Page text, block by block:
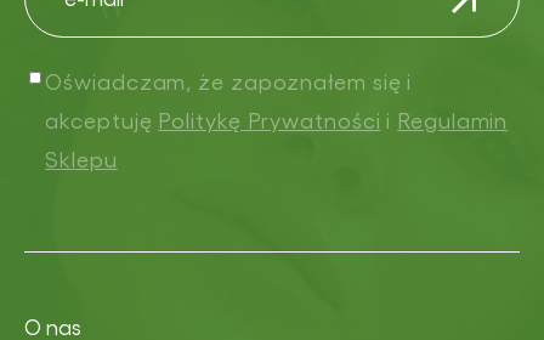
Oświadczam, że zapoznałem się i
akceptuję Politykę Prywatności i Regulamin
Sklepu
O nas